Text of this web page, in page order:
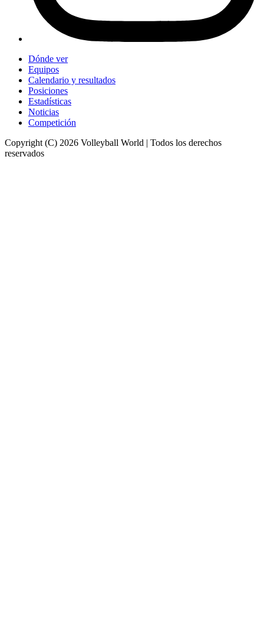
Dónde ver
Equipos
Calendario y resultados
Posiciones
Estadísticas
Noticias
Competición
Copyright (C) 2026 Volleyball World | Todos los derechos
reservados